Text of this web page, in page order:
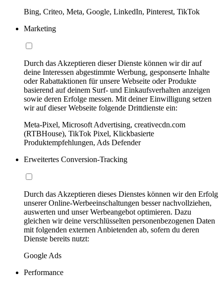
Bing, Criteo, Meta, Google, LinkedIn, Pinterest, TikTok
Marketing
Durch das Akzeptieren dieser Dienste können wir dir auf
deine Interessen abgestimmte Werbung, gesponserte Inhalte
oder Rabattaktionen für unsere Webseite oder Produkte
basierend auf deinem Surf- und Einkaufsverhalten anzeigen
sowie deren Erfolge messen. Mit deiner Einwilligung setzen
wir auf dieser Webseite folgende Drittdienste ein:
Meta-Pixel, Microsoft Advertising, creativecdn.com
(RTBHouse), TikTok Pixel, Klickbasierte
Produktempfehlungen, Ads Defender
Erweitertes Conversion-Tracking
Durch das Akzeptieren dieses Dienstes können wir den Erfolg
unserer Online-Werbeeinschaltungen besser nachvollziehen,
auswerten und unser Werbeangebot optimieren. Dazu
gleichen wir deine verschlüsselten personenbezogenen Daten
mit folgenden externen Anbietenden ab, sofern du deren
Dienste bereits nutzt:
Google Ads
Performance